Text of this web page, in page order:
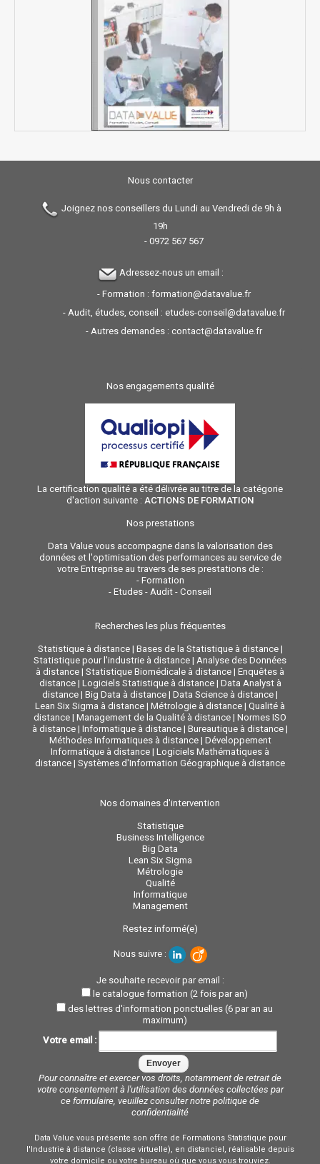
Nous contacter
Joignez nos conseillers du Lundi au Vendredi de 9h à
19h
- 0972 567 567
Adressez-nous un email :
- Formation : formation@datavalue.fr
- Audit, études, conseil : etudes-conseil@datavalue.fr
- Autres demandes : contact@datavalue.fr
Nos engagements qualité
La certification qualité a été délivrée au titre de la catégorie
d'action suivante : ACTIONS DE FORMATION
Nos prestations
Data Value vous accompagne dans la valorisation des
données et l'optimisation des performances au service de
votre Entreprise au travers de ses prestations de :
- Formation
- Etudes - Audit - Conseil
Recherches les plus fréquentes
Statistique à distance| Bases de la Statistique à distance|
Statistique pour l'industrie à distance | Analyse des Données
à distance | Statistique Biomédicale à distance | Enquêtes à
distance| Logiciels Statistique à distance| Data Analyst à
distance | Big Data à distance | Data Science à distance |
Lean Six Sigma à distance | Métrologie à distance | Qualité à
distance | Management de la Qualité à distance | Normes ISO
à distance | Informatique à distance | Bureautique à distance |
Méthodes Informatiques à distance| Développement
Informatique à distance | Logiciels Mathématiques à
distance | Systèmes d'Information Géographique à distance
Nos domaines d'intervention
Statistique
Business Intelligence
Big Data
Lean Six Sigma
Métrologie
Qualité
Informatique
Management
Restez informé(e)
Nous suivre :
Je souhaite recevoir par email :
le catalogue formation (2 fois par an)
des lettres d'information ponctuelles (6 par an au
maximum)
Votre email :
Pour connaître et exercer vos droits, notamment de retrait de
votre consentement à l'utilisation des données collectées par
ce formulaire, veuillez consulter notre politique de
confidentialité
Data Value vous présente son offre de Formations Statistique pour
l'Industrie à distance (classe virtuelle), en distanciel, réalisable depuis
votre domicile ou votre bureau où que vous vous trouviez.